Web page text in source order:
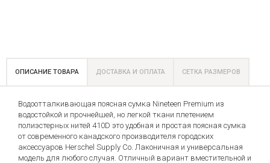
ОПИСАНИЕ ТОВАРА ДОСТАВКА И ОПЛАТА СЕТКА РАЗМЕРОВ
Водоотталкивающая поясная сумка Nineteen Premium из
водостойкой и прочнейшей, но легкой ткани плетением
полиэстерных нитей 410D это удобная и простая поясная сумка
от современного канадского производителя городских
аксессуаров Herschel Supply Co. Лаконичная и универсальная
модель для любого случая. Отличный вариант вместительной и